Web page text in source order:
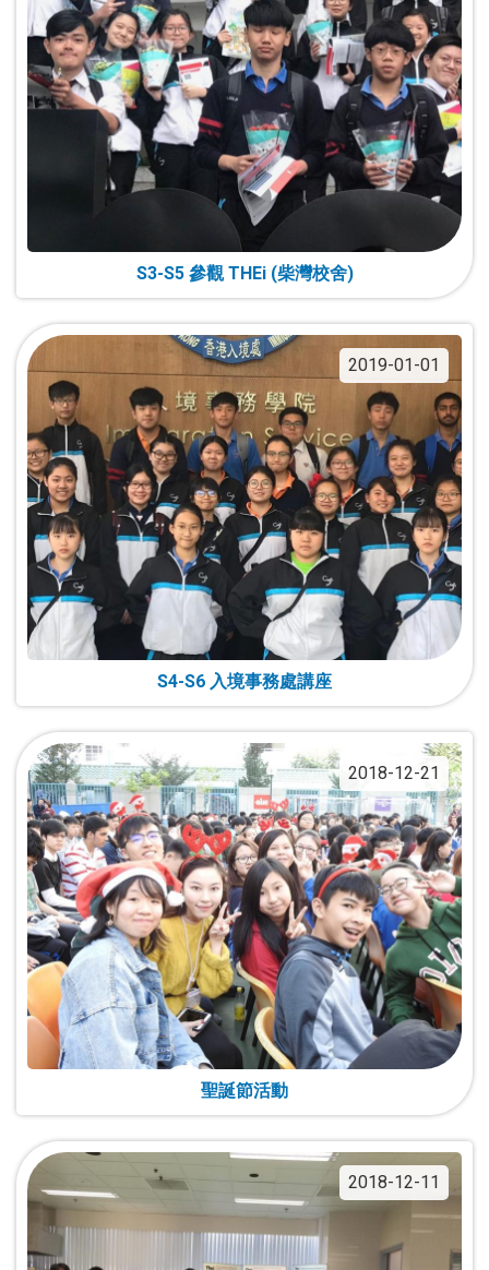
S3-S5 參觀 THEi (柴灣校舍)
2019-01-01
S4-S6 入境事務處講座
2018-12-21
聖誕節活動
2018-12-11